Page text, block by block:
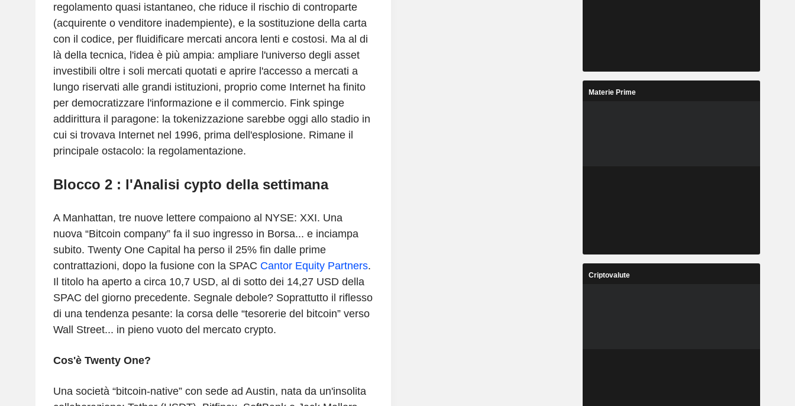
regolamento quasi istantaneo, che riduce il rischio di controparte
(acquirente o venditore inadempiente), e la sostituzione della carta
con il codice, per fluidificare mercati ancora lenti e costosi. Ma al di
là della tecnica, l'idea è più ampia: ampliare l'universo degli asset
investibili oltre i soli mercati quotati e aprire l'accesso a mercati a
lungo riservati alle grandi istituzioni, proprio come Internet ha finito
per democratizzare l'informazione e il commercio. Fink spinge
addirittura il paragone: la tokenizzazione sarebbe oggi allo stadio in
cui si trovava Internet nel 1996, prima dell'esplosione. Rimane il
principale ostacolo: la regolamentazione.
Blocco 2 : l'Analisi cypto della settimana
A Manhattan, tre nuove lettere compaiono al NYSE: XXI. Una
nuova “Bitcoin company” fa il suo ingresso in Borsa... e inciampa
subito. Twenty One Capital ha perso il 25% fin dalle prime
contrattazioni, dopo la fusione con la SPAC Cantor Equity Partners.
Il titolo ha aperto a circa 10,7 USD, al di sotto dei 14,27 USD della
SPAC del giorno precedente. Segnale debole? Soprattutto il riflesso
di una tendenza pesante: la corsa delle “tesorerie del bitcoin” verso
Wall Street... in pieno vuoto del mercato crypto.
Cos'è Twenty One?
Una società “bitcoin-native” con sede ad Austin, nata da un'insolita
Materie Prime
Criptovalute